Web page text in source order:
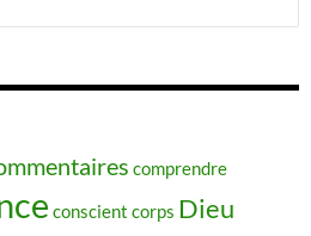
comprendre
conscient corps Dieu